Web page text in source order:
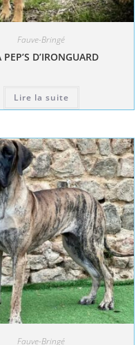
Fauve-Bringé
PEP’S D’IRONGUARD
Lire la suite
Fauve-Bringé